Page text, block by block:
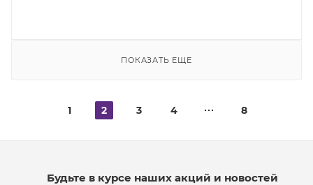
ПОКАЗАТЬ ЕЩЕ
1 2 3 4 8
Будьте в курсе наших акций и новостей